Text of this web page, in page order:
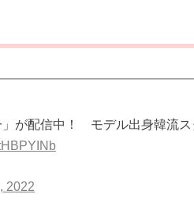
が配信中！ モデル出身韓流ス
2022